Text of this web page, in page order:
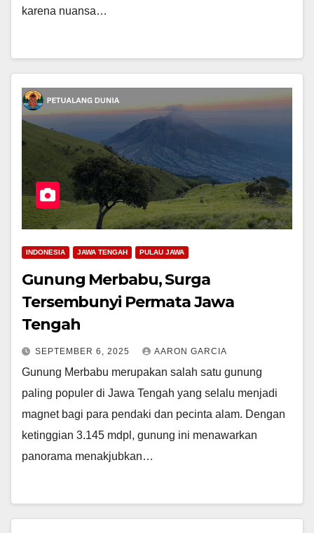
karena nuansa…
INDONESIA JAWA TENGAH PULAU JAWA
Gunung Merbabu, Surga
Tersembunyi Permata Jawa
Tengah
SEPTEMBER 6, 2025 AARON GARCIA
Gunung Merbabu merupakan salah satu gunung
paling populer di Jawa Tengah yang selalu menjadi
magnet bagi para pendaki dan pecinta alam. Dengan
ketinggian 3.145 mdpl, gunung ini menawarkan
panorama menakjubkan…